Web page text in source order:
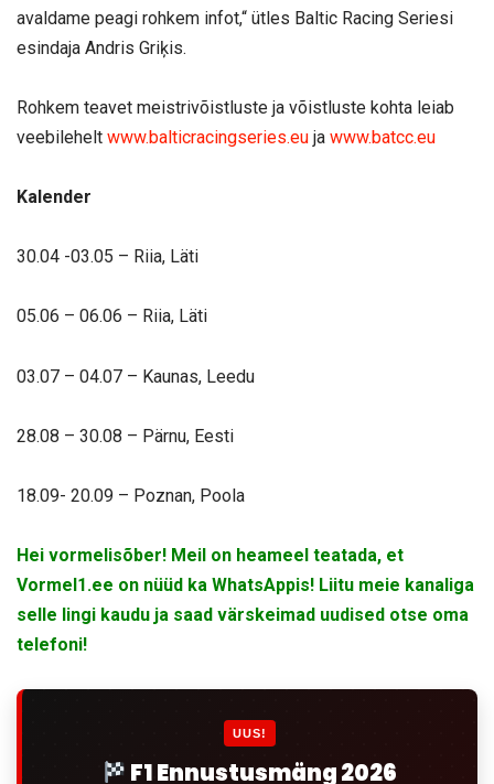
avaldame peagi rohkem infot,“ ütles Baltic Racing Seriesi
esindaja Andris Griķis.
Rohkem teavet meistrivõistluste ja võistluste kohta leiab
veebilehelt www.balticracingseries.eu ja www.batcc.eu
Kalender
30.04 -03.05 – Riia, Läti
05.06 – 06.06 – Riia, Läti
03.07 – 04.07 – Kaunas, Leedu
28.08 – 30.08 – Pärnu, Eesti
18.09- 20.09 – Poznan, Poola
Hei vormelisõber! Meil on heameel teatada, et
Vormel1.ee on nüüd ka WhatsAppis! Liitu meie kanaliga
selle lingi kaudu ja saad värskeimad uudised otse oma
telefoni!
UUS!
F1 Ennustusmäng 2026